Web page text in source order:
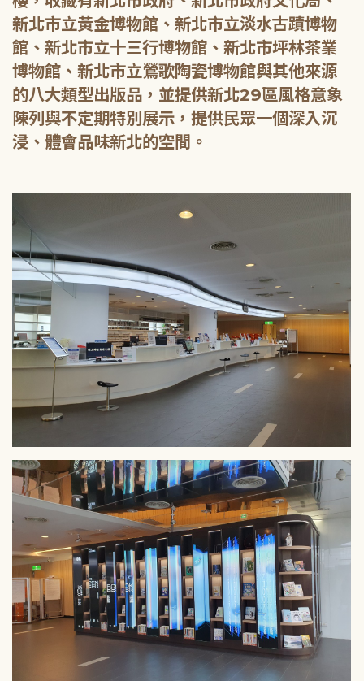
新北市立黃金博物館、新北市立淡水古蹟博物
館、新北市立十三行博物館、新北市坪林茶業
博物館、新北市立鶯歌陶瓷博物館與其他來源
的八大類型出版品，並提供新北29區風格意象
陳列與不定期特別展示，提供民眾一個深入沉
浸、體會品味新北的空間。